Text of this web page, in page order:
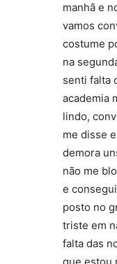
manhã e
vamos
costume
na
senti falta
academia
lindo,
me disse
demora
não me
e
posto no
triste em
falta das